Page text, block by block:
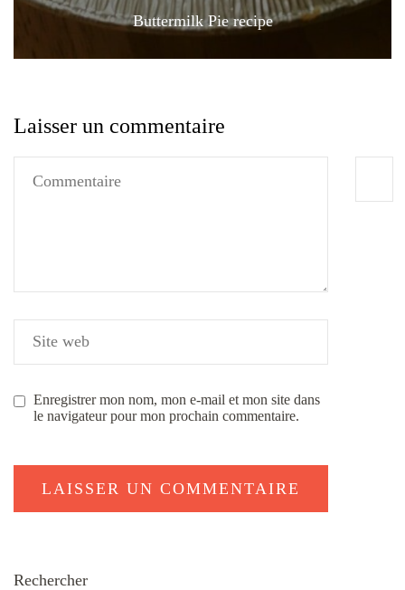
Buttermilk Pie recipe
Laisser un commentaire
Enregistrer mon nom, mon e-mail et mon site dans
le navigateur pour mon prochain commentaire.
Rechercher